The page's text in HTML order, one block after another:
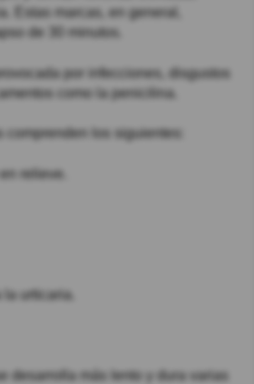
Estas marcas, en general,
de 30 minutos.
por infecciones, disgustos
como la penicilina.
comprenden los siguientes:
relieve.
la urticaria.
desarrolla más lento y dura varias